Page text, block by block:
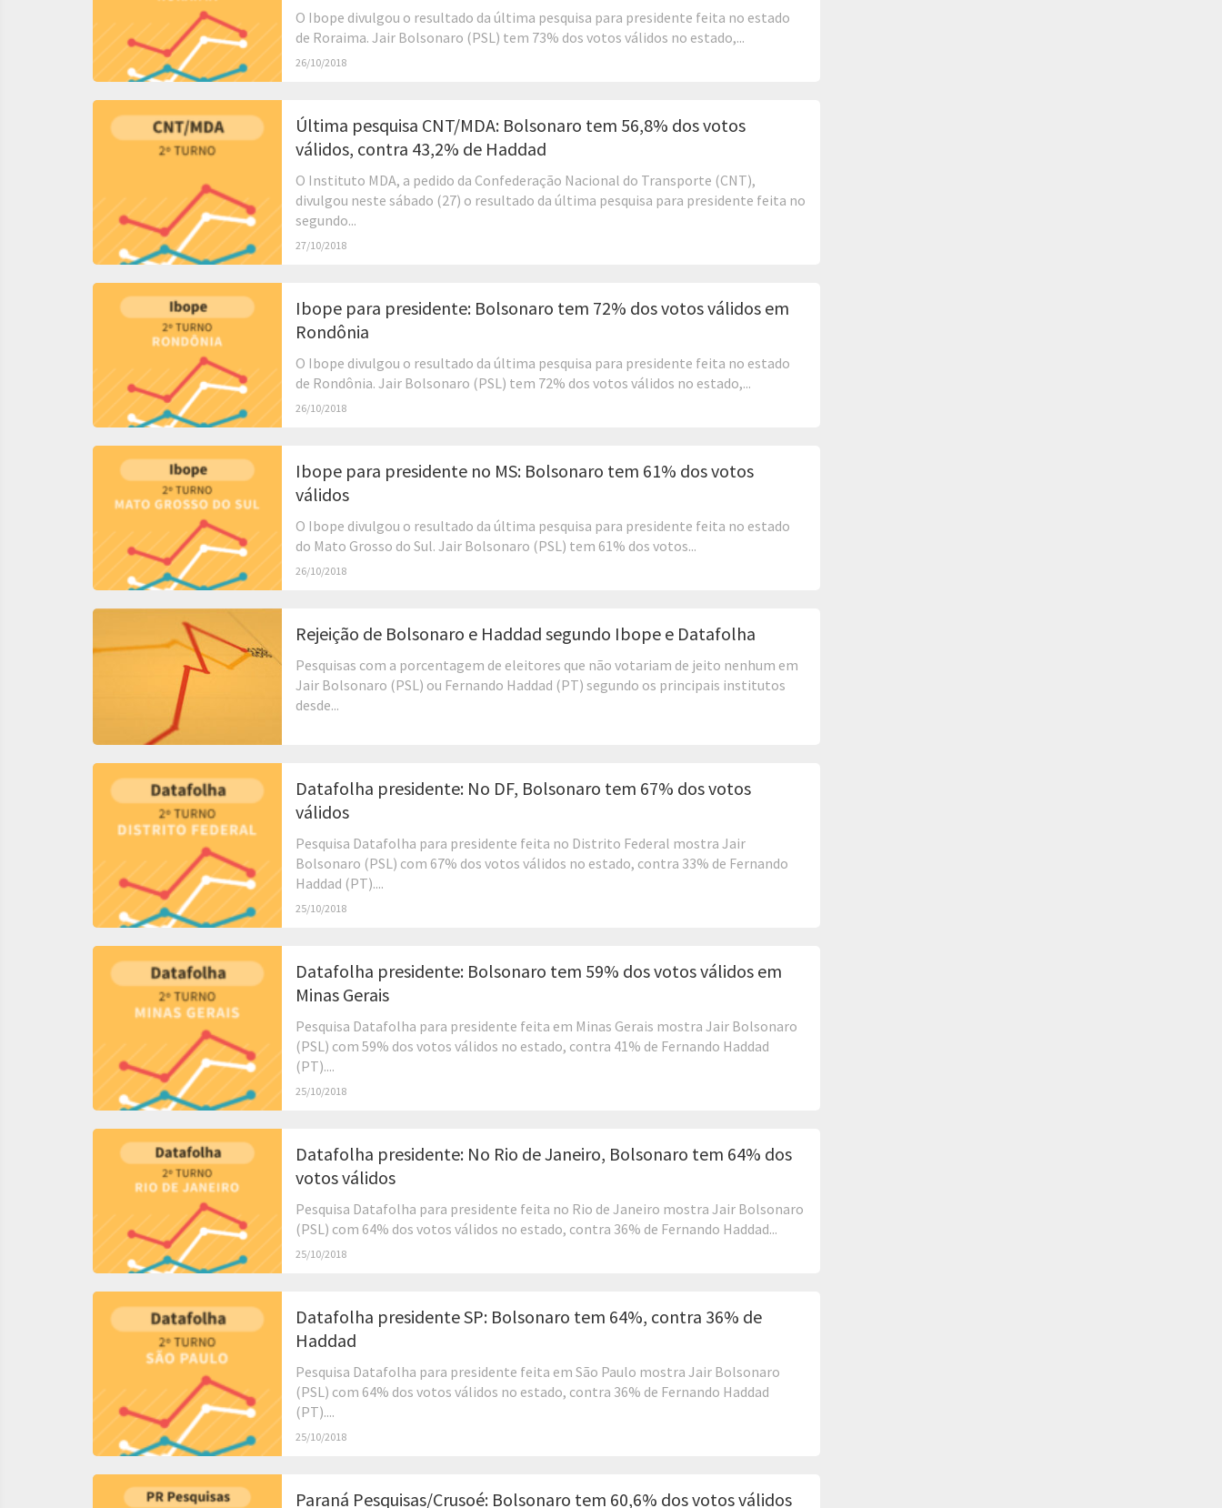
O Ibope divulgou o resultado da última pesquisa para presidente feita no estado
de Roraima. Jair Bolsonaro (PSL) tem 73% dos votos válidos no estado,...
26/10/2018
Última pesquisa CNT/MDA: Bolsonaro tem 56,8% dos votos
válidos, contra 43,2% de Haddad
O Instituto MDA, a pedido da Confederação Nacional do Transporte (CNT),
divulgou neste sábado (27) o resultado da última pesquisa para presidente feita no
segundo...
27/10/2018
Ibope para presidente: Bolsonaro tem 72% dos votos válidos em
Rondônia
O Ibope divulgou o resultado da última pesquisa para presidente feita no estado
de Rondônia. Jair Bolsonaro (PSL) tem 72% dos votos válidos no estado,...
26/10/2018
Ibope para presidente no MS: Bolsonaro tem 61% dos votos
válidos
O Ibope divulgou o resultado da última pesquisa para presidente feita no estado
do Mato Grosso do Sul. Jair Bolsonaro (PSL) tem 61% dos votos...
26/10/2018
Rejeição de Bolsonaro e Haddad segundo Ibope e Datafolha
Pesquisas com a porcentagem de eleitores que não votariam de jeito nenhum em
Jair Bolsonaro (PSL) ou Fernando Haddad (PT) segundo os principais institutos
desde...
Datafolha presidente: No DF, Bolsonaro tem 67% dos votos
válidos
Pesquisa Datafolha para presidente feita no Distrito Federal mostra Jair
Bolsonaro (PSL) com 67% dos votos válidos no estado, contra 33% de Fernando
Haddad (PT)....
25/10/2018
Datafolha presidente: Bolsonaro tem 59% dos votos válidos em
Minas Gerais
Pesquisa Datafolha para presidente feita em Minas Gerais mostra Jair Bolsonaro
(PSL) com 59% dos votos válidos no estado, contra 41% de Fernando Haddad
(PT)....
25/10/2018
Datafolha presidente: No Rio de Janeiro, Bolsonaro tem 64% dos
votos válidos
Pesquisa Datafolha para presidente feita no Rio de Janeiro mostra Jair Bolsonaro
(PSL) com 64% dos votos válidos no estado, contra 36% de Fernando Haddad...
25/10/2018
Datafolha presidente SP: Bolsonaro tem 64%, contra 36% de
Haddad
Pesquisa Datafolha para presidente feita em São Paulo mostra Jair Bolsonaro
(PSL) com 64% dos votos válidos no estado, contra 36% de Fernando Haddad
(PT)....
25/10/2018
Paraná Pesquisas/Crusoé: Bolsonaro tem 60,6% dos votos válidos